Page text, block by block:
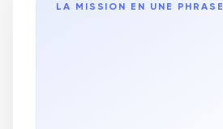
LA MISSION EN UNE PHRASE